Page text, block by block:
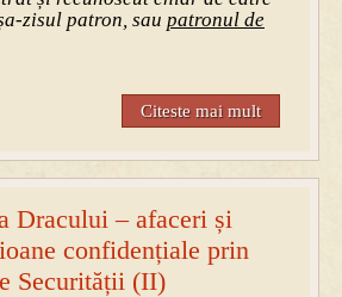
zisul patron, sau patronul de
Citeste mai mult
Dracului – afaceri și
confidențiale prin
Securității (II)